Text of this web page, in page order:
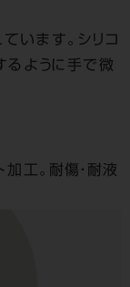
います。シリコ
るように手で微
加工。耐傷・耐液